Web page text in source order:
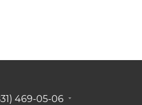
469-05-06